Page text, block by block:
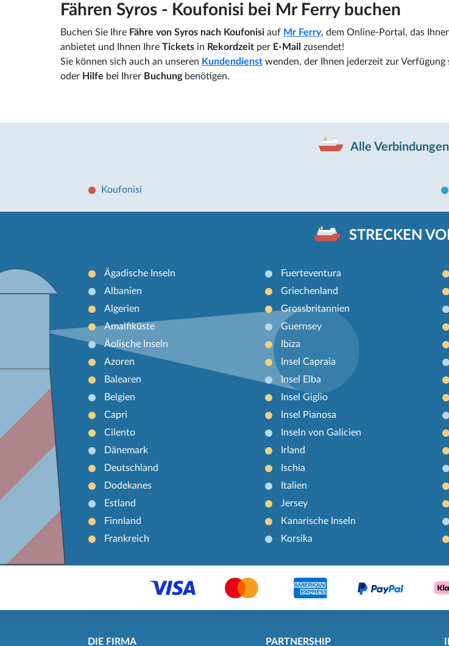
Fähren Syros - Koufonisi bei Mr Ferry buchen
Buchen Sie Ihre Fähre von Syros nach Koufonisi auf Mr Ferry, dem Online-Portal, das
anbietet und Ihnen Ihre Tickets in Rekordzeit per E-Mail zusendet!
Sie können sich auch an unseren Kundendienst wenden, der Ihnen jederzeit zur Verfügung
oder Hilfe bei Ihrer Buchung benötigen.
Alle
Koufonisi
STRECKEN
Ägadische Inseln
Albanien
Algerien
Amalfiküste
Äolische Inseln
Azoren
Balearen
Belgien
Capri
Cilento
Dänemark
Deutschland
Dodekanes
Estland
Finnland
Frankreich
Fuerteventura
Griechenland
Grossbritannien
Guernsey
Ibiza
Insel Capraia
Insel Elba
Insel Giglio
Insel Pianosa
Inseln von Galicien
Irland
Ischia
Italien
Jersey
Kanarische Inseln
Korsika
DIE FIRMA PARTNERSHIP